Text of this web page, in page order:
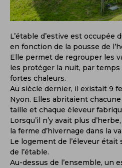
L’étable d’estive est occupée
en fonction de la pousse de
Elle permet de regrouper les
les protéger la nuit, par temps
fortes chaleurs.
Au siècle dernier, il existait 9
Nyon. Elles abritaient
taille et chaque éleveur
Lorsqu’il n’y avait plus
la ferme d’hivernage dans la
Le logement de l’éleveur
de l’étable.
Au-dessus de l’ensemble, un